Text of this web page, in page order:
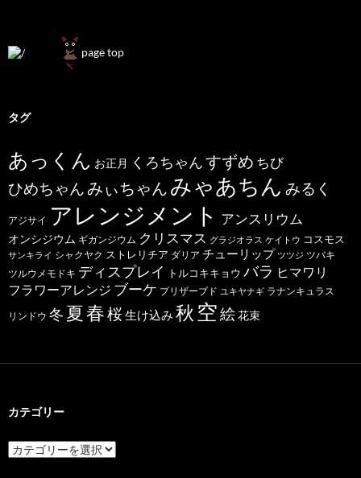
page top
タグ
あっくん お正月 くろちゃんすずめ ちび
ひめちゃんみぃちゃん みゃあちん みるく
アジサイ アレンジメント アンスリウム
オンシジウム ギガンジウム クリスマス グラジオラス ケイトウ コスモス
サンキライ シャクヤク ストレリチア ダリア チューリップ ツツジ ツバキ
ツルウメモドキ ディスプレイ トルコキキョウ バラ ヒマワリ
フラワーアレンジ ブーケ プリザーブド ユキヤナギ ラナンキュラス
リンドウ 冬 夏春桜生け込み 秋 空絵花束
カテゴリー
カ
テ